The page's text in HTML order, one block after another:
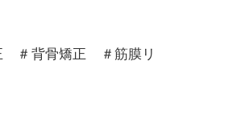
＃背骨矯正 ＃筋膜リ